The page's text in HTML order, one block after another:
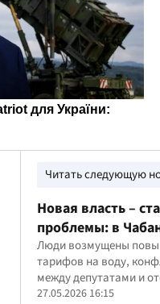
Читать следующую
Новая власть –
проблемы: в
нарастает
Моя Киевщина
Люди возмущены
тарифов на воду,
между депутатами и
заметных
27.05.2026 16:15